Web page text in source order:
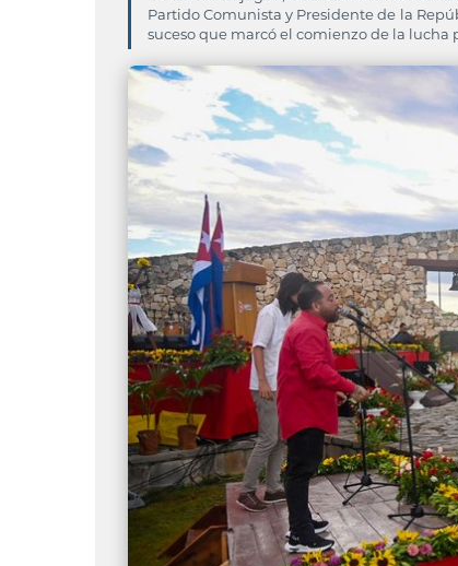
Partido Comunista y Presidente de la
suceso que marcó el comienzo de la lucha